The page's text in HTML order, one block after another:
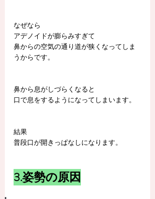
なぜなら
アデノイドが膨らみすぎて
鼻からの空気の通り道が狭くなってしま
うからです。
鼻から息がしづらくなると
口で息をするようになってしまいます。
結果
普段口が開きっぱなしになります。
3.姿勢の原因